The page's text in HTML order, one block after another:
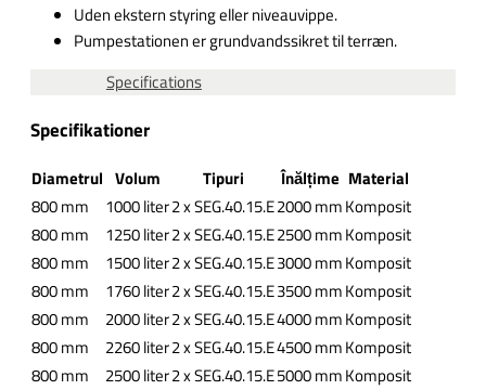
Uden ekstern styring eller niveauvippe.
Pumpestationen er grundvandssikret til terræn.
Specifications
Specifikationer
Diametrul Volum Tipuri Înălțime Material
800 mm
1000 liter2 x SEG.40.15.E2000 mmKomposit
800 mm
1250 liter2 x SEG.40.15.E2500 mmKomposit
800 mm
1500 liter2 x SEG.40.15.E3000 mmKomposit
800 mm
1760 liter2 x SEG.40.15.E3500 mmKomposit
800 mm
2000 liter2 x SEG.40.15.E4000 mmKomposit
800 mm
2260 liter2 x SEG.40.15.E4500 mmKomposit
800 mm
2500 liter2 x SEG.40.15.E5000 mmKomposit